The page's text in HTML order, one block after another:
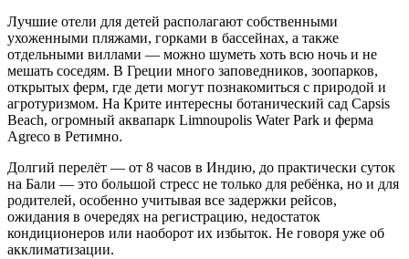
Лучшие отели для детей располагают собственными
ухоженными пляжами, горками в бассейнах, а также
отдельными виллами — можно шуметь хоть всю ночь и не
мешать соседям. В Греции много заповедников, зоопарков,
открытых ферм, где дети могут познакомиться с природой и
агротуризмом. На Крите интересны ботанический сад Capsis
Beach, огромный аквапарк Limnoupolis Water Park и ферма
Agreco в Ретимно.
Долгий перелёт — от 8 часов в Индию, до практически суток
на Бали — это большой стресс не только для ребёнка, но и для
родителей, особенно учитывая все задержки рейсов,
ожидания в очередях на регистрацию, недостаток
кондиционеров или наоборот их избыток. Не говоря уже об
акклиматизации.